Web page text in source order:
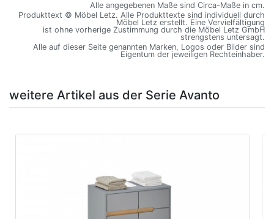
Alle angegebenen Maße sind Circa-Maße in cm.
Produkttext © Möbel Letz. Alle Produkttexte sind individuell durch
Möbel Letz erstellt. Eine Vervielfältigung
ist ohne vorherige Zustimmung durch die Möbel Letz GmbH
strengstens untersagt.
Alle auf dieser Seite genannten Marken, Logos oder Bilder sind
Eigentum der jeweiligen Rechteinhaber.
weitere Artikel aus der Serie Avanto